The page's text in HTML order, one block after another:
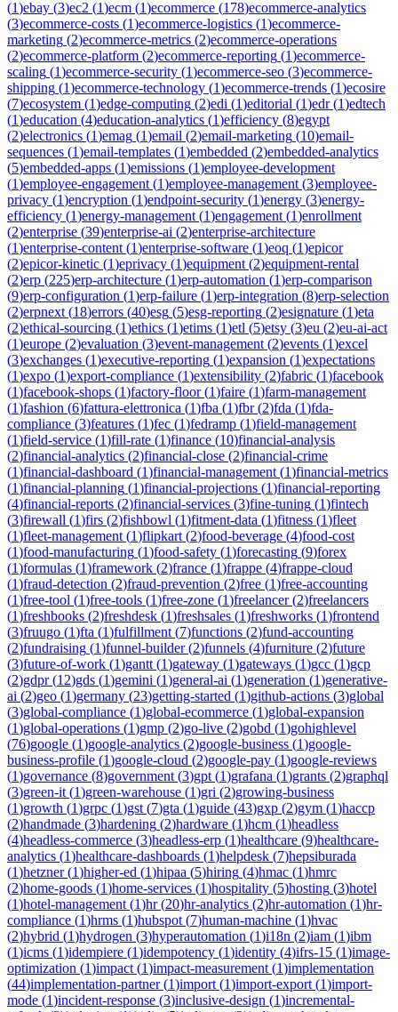
(1)ebay (3)ec2 (1)ecm (1)ecommerce (178)ecommerce-analytics
(3)ecommerce-costs (1)ecommerce-logistics (1)ecommerce-
marketing (2)ecommerce-metrics (2)ecommerce-operations
(2)ecommerce-platform (2)ecommerce-reporting (1)ecommerce-
scaling (1)ecommerce-security (1)ecommerce-seo (3)ecommerce-
shipping (1)ecommerce-technology (1)ecommerce-trends (1)ecosire
(7)ecosystem (1)edge-computing (2)edi (1)editorial (1)edr(1)edtech
(1)education (4)education-analytics (1)efficiency (8)egypt
(2)electronics (1)emag (1)email (2)email-marketing (10)email-
sequences (1)email-templates (1)embedded (2)embedded-analytics
(5)embedded-apps (1)emissions (1)employee-development
(1)employee-engagement (1)employee-management (3)employee-
privacy (1)encryption (1)endpoint-security (1)energy (3)energy-
efficiency (1)energy-management (1)engagement (1)enrollment
(2)enterprise (39)enterprise-ai (2)enterprise-architecture
(1)enterprise-content (1)enterprise-software (1)eoq (1)epicor
(2)epicor-kinetic (1)eprivacy (1)equipment (2)equipment-rental
(2)erp (225)erp-architecture (1)erp-automation (1)erp-comparison
(9)erp-configuration (1)erp-failure (1)erp-integration (8)erp-selection
(2)erpnext (18)errors (40)esg (5)esg-reporting (2)esignature (1)eta
(2)ethical-sourcing (1)ethics (1)etims (1)etl (5)etsy (3)eu (2)eu-ai-act
(1)europe (2)evaluation (3)event-management (2)events (1)excel
(3)exchanges (1)executive-reporting (1)expansion (1)expectations
(1)expo (1)export-compliance (1)extensibility (2)fabric (1)facebook
(1)facebook-shops (1)factory-floor(1)faire (1)farm-management
(1)fashion (6)fattura-elettronica (1)fba (1)fbr(2)fda (1)fda-
compliance (3)features (1)fec (1)fedramp (1)field-management
(1)field-service (1)fill-rate (1)finance (10)financial-analysis
(2)financial-analytics (2)financial-close (2)financial-crime
(1)financial-dashboard (1)financial-management (1)financial-metrics
(1)financial-planning (1)financial-projections (1)financial-reporting
(4)financial-reports (2)financial-services (3)fine-tuning (1)fintech
(3)firewall (1)firs (2)fishbowl (1)fitment-data (1)fitness (1)fleet
(1)fleet-management (1)flipkart (2)food-beverage (4)food-cost
(1)food-manufacturing (1)food-safety (1)forecasting (9)forex
(1)formulas (1)framework (2)france (1)frappe (4)frappe-cloud
(1)fraud-detection (2)fraud-prevention (2)free (1)free-accounting
(1)free-tool (1)free-tools (1)free-zone (1)freelancer(2)freelancers
(1)freshbooks (2)freshdesk (1)freshsales (1)freshworks (1)frontend
(3)fruugo (1)fta (1)fulfillment (7)functions (2)fund-accounting
(2)fundraising (1)funnel-builder(2)funnels (4)furniture (2)future
(3)future-of-work (1)gantt (1)gateway (1)gateways (1)gcc (1)gcp
(2)gdpr(12)gds (1)gemini (1)general-ai (1)generation (1)generative-
ai (2)geo (1)germany (23)getting-started (1)github-actions (3)global
(3)global-compliance (1)global-ecommerce (1)global-expansion
(1)global-operations (1)gmp (2)go-live (2)gobd (1)gohighlevel
(76)google (1)google-analytics (2)google-business (1)google-
business-profile (1)google-cloud (2)google-pay (1)google-reviews
(1)governance (8)government (3)gpt (1)grafana (1)grants (2)graphql
(3)green-it (1)green-warehouse (1)gri (2)growing-business
(1)growth (1)grpc (1)gst (7)gta (1)guide (43)gxp (2)gym (1)haccp
(2)handmade (3)hardening (2)hardware (1)hcm (1)headless
(4)headless-commerce (3)headless-erp (1)healthcare (9)healthcare-
analytics (1)healthcare-dashboards (1)helpdesk (7)hepsiburada
(1)hetzner(1)higher-ed (1)hipaa (5)hiring (4)hmac (1)hmrc
(2)home-goods (1)home-services (1)hospitality (5)hosting (3)hotel
(1)hotel-management (1)hr(20)hr-analytics (2)hr-automation (1)hr-
compliance (1)hrms (1)hubspot (7)human-machine (1)hvac
(2)hybrid (1)hydrogen (3)hyperautomation (1)i18n (2)iam (1)ibm
(1)icms (1)idempiere (1)idempotency (1)identity (4)ifrs-15 (1)image-
optimization (1)impact (1)impact-measurement (1)implementation
(44)implementation-partner(1)import (1)import-export (1)import-
mode (1)incident-response (3)inclusive-design (1)incremental-